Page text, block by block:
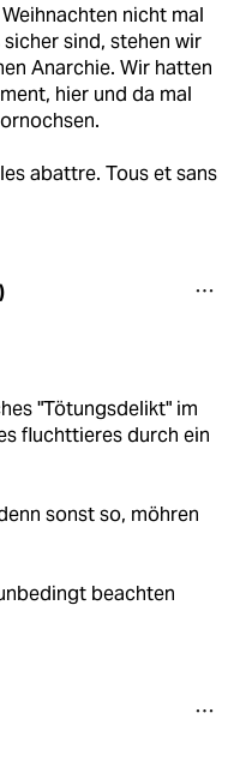
nicht mal
sind, stehen wir
Anarchie. Wir hatten
hier und da mal
abattre. Tous et sans
"Tötungsdelikt" im
fluchttieres durch ein
sonst so, möhren
beachten